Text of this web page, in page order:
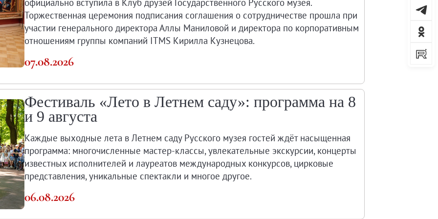
века
со дня рождения
официально вступила в Клуб друзей Государственного Русского музея.
Торжественная церемония подписания соглашения о сотрудничестве прошла при
участии генерального директора Аллы Маниловой и директора по корпоративным
отношениям группы компаний ITMS Кирилла Кузнецова.
07.08.2026
Фестиваль «Лето в Летнем саду»: программа на 8
и 9 августа
Каждые выходные лета в Летнем саду Русского музея гостей ждёт насыщенная
программа: многочисленные мастер-классы, увлекательные экскурсии, концерты
известных исполнителей и лауреатов международных конкурсов, цирковые
представления, уникальные спектакли и многое другое.
06.08.2026